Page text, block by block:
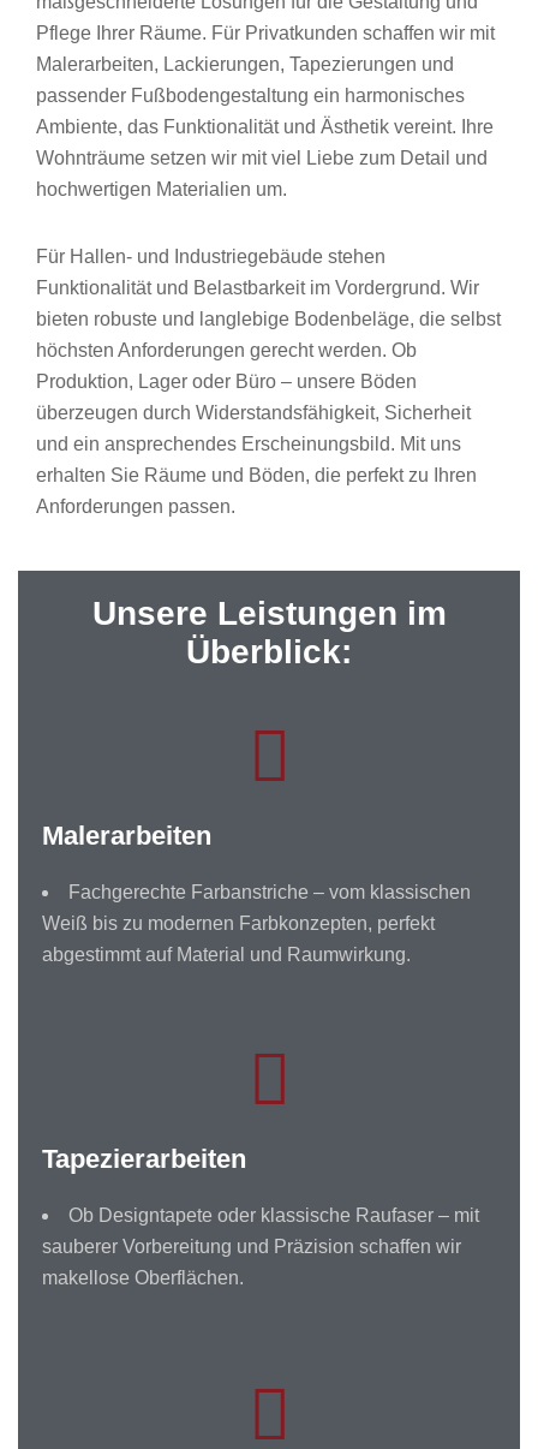
Pflege Ihrer Räume. Für Privatkunden schaffen wir mit
Malerarbeiten, Lackierungen, Tapezierungen und
passender Fußbodengestaltung ein harmonisches
Ambiente, das Funktionalität und Ästhetik vereint. Ihre
Wohnträume setzen wir mit viel Liebe zum Detail und
hochwertigen Materialien um.
Für Hallen- und Industriegebäude stehen
Funktionalität und Belastbarkeit im Vordergrund. Wir
bieten robuste und langlebige Bodenbeläge, die selbst
höchsten Anforderungen gerecht werden. Ob
Produktion, Lager oder Büro – unsere Böden
überzeugen durch Widerstandsfähigkeit, Sicherheit
und ein ansprechendes Erscheinungsbild. Mit uns
erhalten Sie Räume und Böden, die perfekt zu Ihren
Anforderungen passen.
Unsere Leistungen im
Überblick:
Malerarbeiten
Fachgerechte Farbanstriche – vom klassischen
Weiß bis zu modernen Farbkonzepten, perfekt
abgestimmt auf Material und Raumwirkung.
Tapezierarbeiten
Ob Designtapete oder klassische Raufaser – mit
sauberer Vorbereitung und Präzision schaffen wir
makellose Oberflächen.